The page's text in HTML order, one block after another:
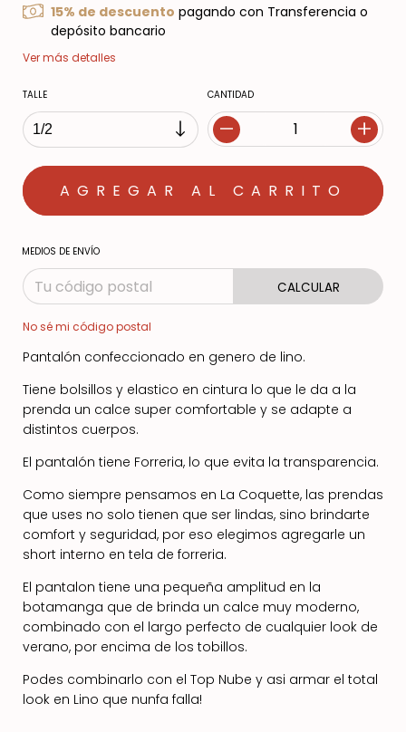
15% de descuento pagando con Transferencia o
depósito bancario
Ver más detalles
TALLE CANTIDAD
MEDIOS DE ENVÍO
CALCULAR
No sé mi código postal
Pantalón confeccionado en genero de lino.
Tiene bolsillos y elastico en cintura lo que le da a la
prenda un calce super comfortable y se adapte a
distintos cuerpos.
El pantalón tiene Forreria, lo que evita la transparencia.
Como siempre pensamos en La Coquette, las prendas
que uses no solo tienen que ser lindas, sino brindarte
comfort y seguridad, por eso elegimos agregarle un
short interno en tela de forreria.
El pantalon tiene una pequeña amplitud en la
botamanga que de brinda un calce muy moderno,
combinado con el largo perfecto de cualquier look de
verano, por encima de los tobillos.
Podes combinarlo con el Top Nube y asi armar el total
look en Lino que nunfa falla!